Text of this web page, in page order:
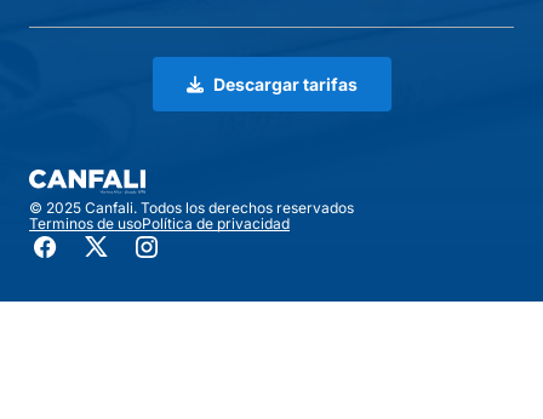
Descargar tarifas
© 2025 Canfali. Todos los derechos reservados
Terminos de usoPolítica de privacidad